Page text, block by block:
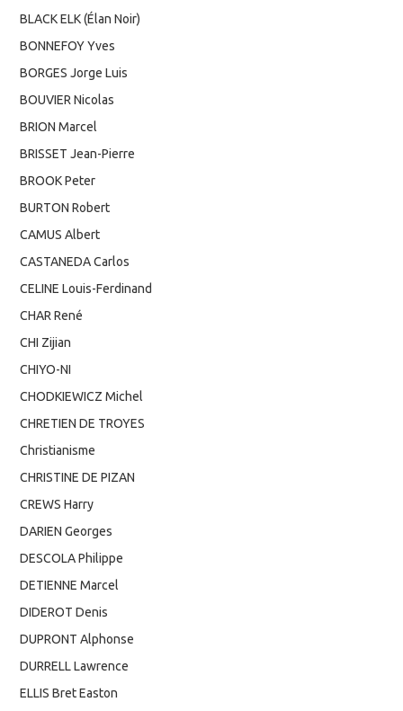
BLACK ELK (Élan Noir)
BONNEFOY Yves
BORGES Jorge Luis
BOUVIER Nicolas
BRION Marcel
BRISSET Jean-Pierre
BROOK Peter
BURTON Robert
CAMUS Albert
CASTANEDA Carlos
CELINE Louis-Ferdinand
CHAR René
CHI Zijian
CHIYO-NI
CHODKIEWICZ Michel
CHRETIEN DE TROYES
Christianisme
CHRISTINE DE PIZAN
CREWS Harry
DARIEN Georges
DESCOLA Philippe
DETIENNE Marcel
DIDEROT Denis
DUPRONT Alphonse
DURRELL Lawrence
ELLIS Bret Easton